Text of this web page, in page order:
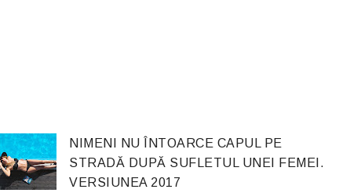
NIMENI NU ÎNTOARCE CAPUL PE
STRADĂ DUPĂ SUFLETUL UNEI FEMEI.
VERSIUNEA 2017